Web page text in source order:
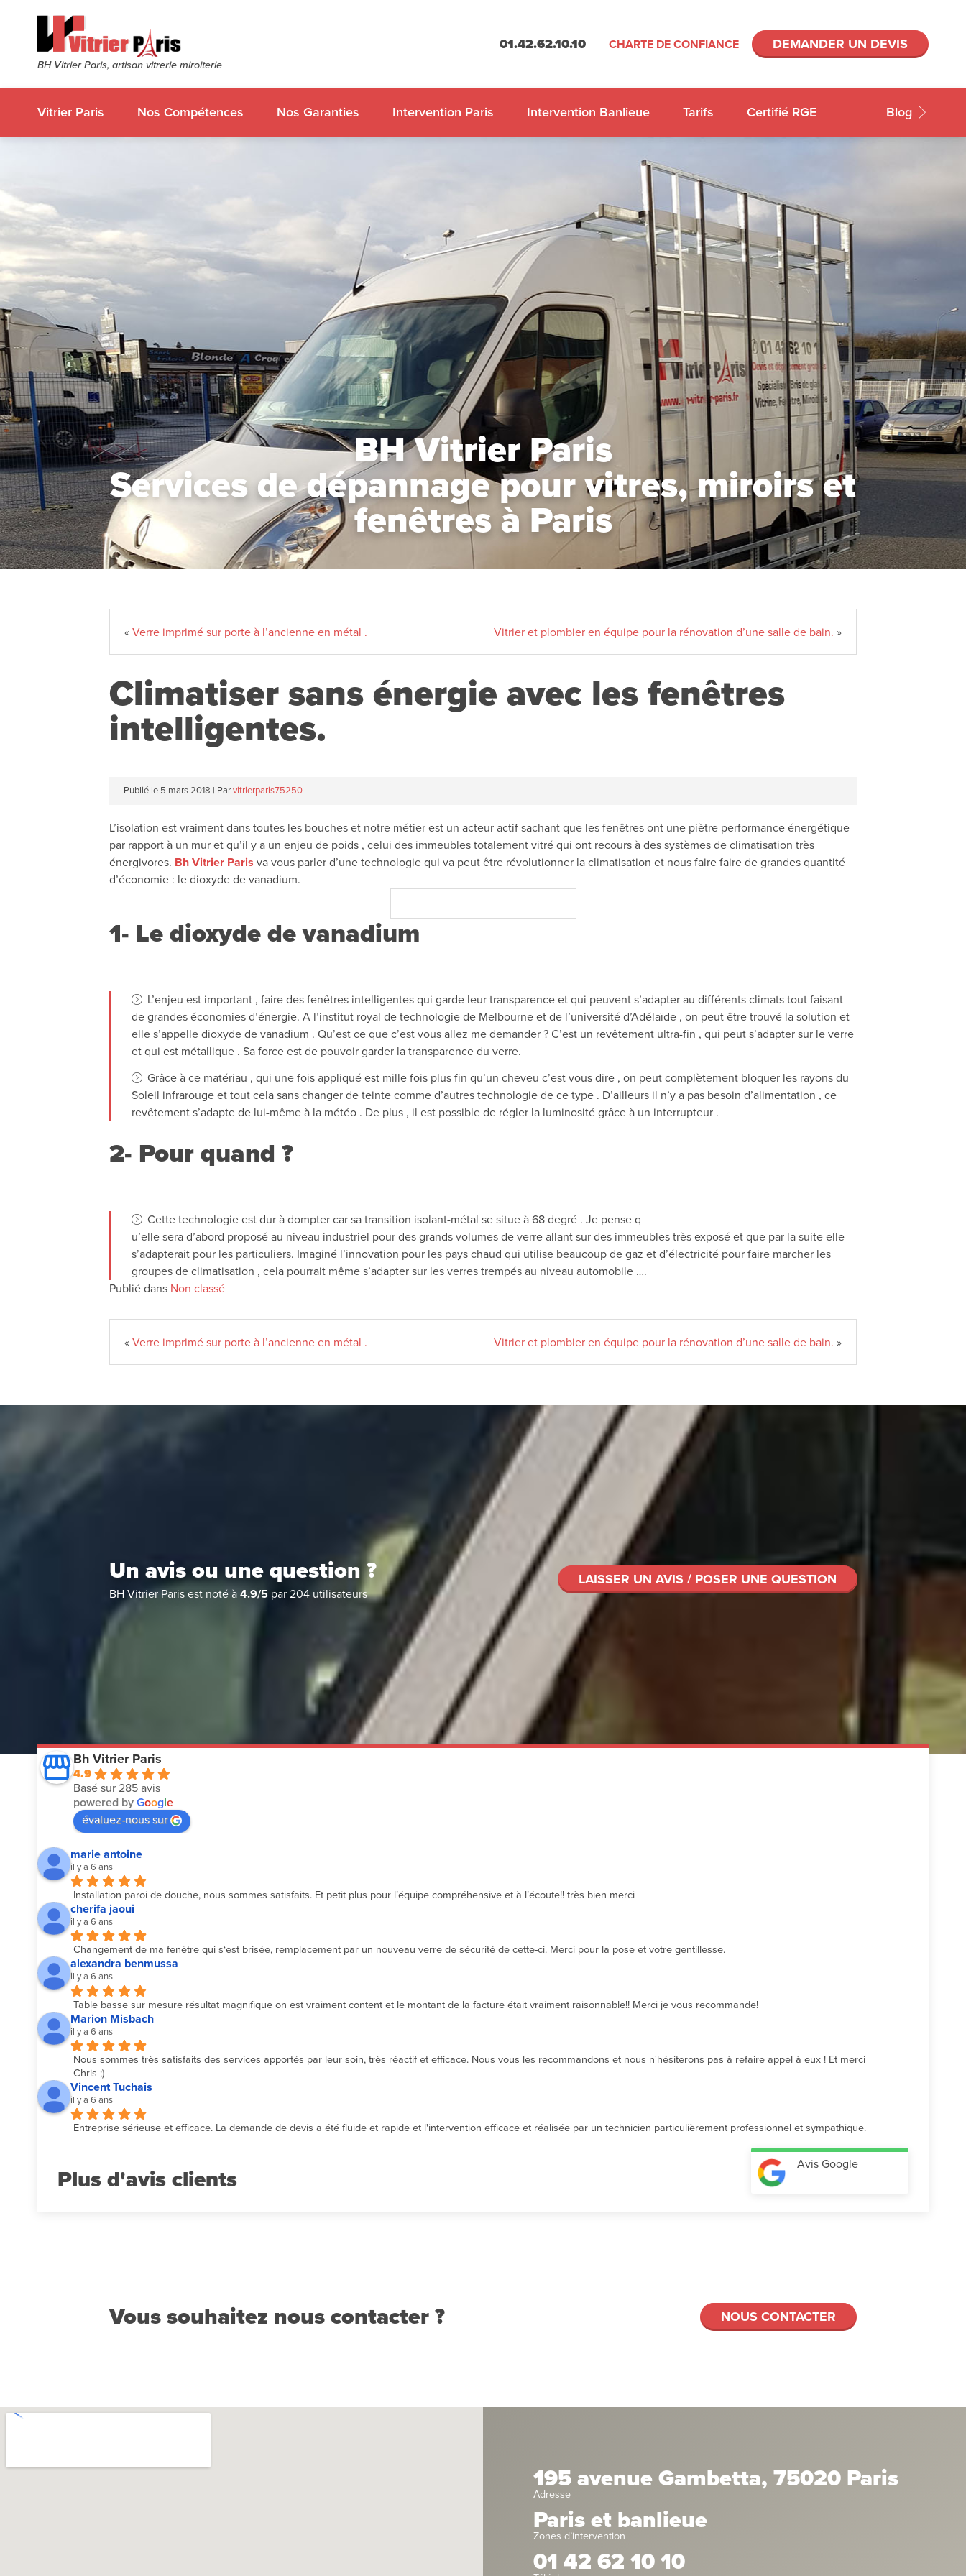
BH Vitrier Paris, artisan vitrerie miroiterie
01.42.62.10.10 CHARTE DE CONFIANCE DEMANDER UN DEVIS
Vitrier Paris Nos Compétences Nos Garanties Intervention Paris Intervention Banlieue Tarifs Certifié RGE Blog
BH Vitrier Paris
Services de dépannage pour vitres, miroirs et
fenêtres à Paris
« Verre imprimé sur porte à l’ancienne en métal . Vitrier et plombier en équipe pour la rénovation d’une salle de bain. »
Climatiser sans énergie avec les fenêtres
intelligentes.
Publié le 5 mars 2018 | Parvitrierparis75250
L’isolation est vraiment dans toutes les bouches et notre métier est un acteur actif sachant que les fenêtres ont une piètre performance énergétique
par rapport à un mur et qu’il y a un enjeu de poids , celui des immeubles totalement vitré qui ont recours à des systèmes de climatisation très
énergivores. Bh Vitrier Paris va vous parler d’une technologie qui va peut être révolutionner la climatisation et nous faire faire de grandes quantité
d’économie : le dioxyde de vanadium.
1- Le dioxyde de vanadium
L’enjeu est important , faire des fenêtres intelligentes qui garde leur transparence et qui peuvent s’adapter au différents climats tout faisant
de grandes économies d’énergie. A l’institut royal de technologie de Melbourne et de l’université d’Adélaïde , on peut être trouvé la solution et
elle s’appelle dioxyde de vanadium . Qu’est ce que c’est vous allez me demander ? C’est un revêtement ultra-fin , qui peut s’adapter sur le verre
et qui est métallique . Sa force est de pouvoir garder la transparence du verre.
Grâce à ce matériau , qui une fois appliqué est mille fois plus fin qu’un cheveu c’est vous dire , on peut complètement bloquer les rayons du
Soleil infrarouge et tout cela sans changer de teinte comme d’autres technologie de ce type . D’ailleurs il n’y a pas besoin d’alimentation , ce
revêtement s’adapte de lui-même à la météo . De plus , il est possible de régler la luminosité grâce à un interrupteur .
2- Pour quand ?
Cette technologie est dur à dompter car sa transition isolant-métal se situe à 68 degré . Je pense q
u’elle sera d’abord proposé au niveau industriel pour des grands volumes de verre allant sur des immeubles très exposé et que par la suite elle
s’adapterait pour les particuliers. Imaginé l’innovation pour les pays chaud qui utilise beaucoup de gaz et d’électricité pour faire marcher les
groupes de climatisation , cela pourrait même s’adapter sur les verres trempés au niveau automobile ….
Publié dans Non classé
« Verre imprimé sur porte à l’ancienne en métal . Vitrier et plombier en équipe pour la rénovation d’une salle de bain. »
Un avis ou une question ?
BH Vitrier Paris est noté à 4.9/5 par 204 utilisateurs
LAISSER UN AVIS / POSER UNE QUESTION
Bh Vitrier Paris
4.9
Basé sur 285 avis
powered by Google
évaluez-nous sur
marie antoine
il y a 6 ans
Installation paroi de douche, nous sommes satisfaits. Et petit plus pour l’équipe compréhensive et à l’écoute!! très bien merci
cherifa jaoui
il y a 6 ans
Changement de ma fenêtre qui s‘est brisée, remplacement par un nouveau verre de sécurité de cette-ci. Merci pour la pose et votre gentillesse.
alexandra benmussa
il y a 6 ans
Table basse sur mesure résultat magnifique on est vraiment content et le montant de la facture était vraiment raisonnable!! Merci je vous recommande!
Marion Misbach
il y a 6 ans
Nous sommes très satisfaits des services apportés par leur soin, très réactif et efficace. Nous vous les recommandons et nous n'hésiterons pas à refaire appel à eux ! Et merci
Chris ;)
Vincent Tuchais
il y a 6 ans
Entreprise sérieuse et efficace. La demande de devis a été fluide et rapide et l'intervention efficace et réalisée par un technicien particulièrement professionnel et sympathique.
Plus d'avis
Avis Google
Vous souhaitez nous contacter ? NOUS CONTACTER
195 avenue Gambetta, 75020 Paris
Adresse
Paris et banlieue
Zones d’intervention
01 42 62 10 10